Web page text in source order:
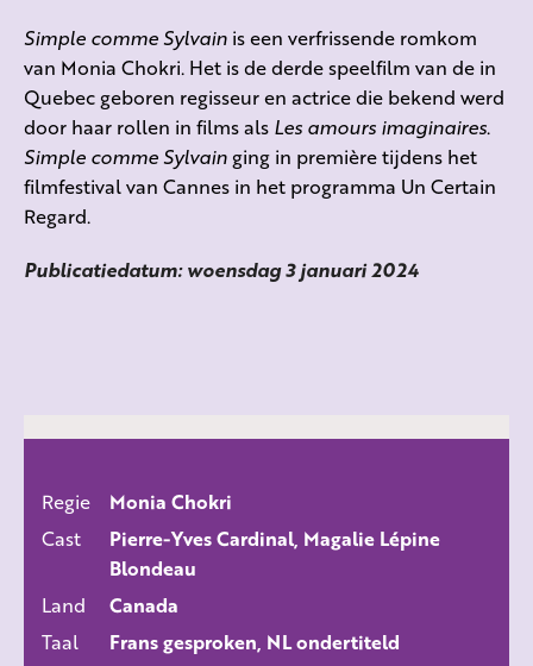
Simple comme Sylvain is een verfrissende romkom
van Monia Chokri. Het is de derde speelfilm van de in
Quebec geboren regisseur en actrice die bekend werd
door haar rollen in films als Les amours imaginaires.
Simple comme Sylvain ging in première tijdens het
filmfestival van Cannes in het programma Un Certain
Regard.
Publicatiedatum: woensdag 3 januari 2024
Regie
Monia Chokri
Cast
Pierre-Yves Cardinal, Magalie Lépine
Blondeau
Land
Canada
Taal
Frans gesproken, NL ondertiteld